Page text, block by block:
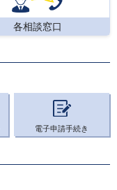
各相談窓口
電子申請手続き